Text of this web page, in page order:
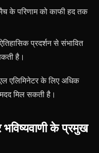
के परिणाम को काफी हद तक
प्रदर्शन से संभावित
है।
एलिमिनेटर के लिए अधिक
मिल सकती है।
भविष्यवाणी के प्रमुख